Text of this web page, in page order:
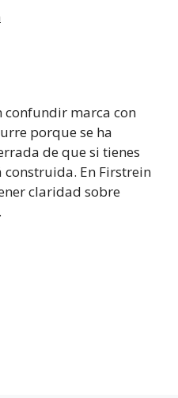
confundir marca con
porque se ha
de que si tienes
En Firstrein
claridad sobre